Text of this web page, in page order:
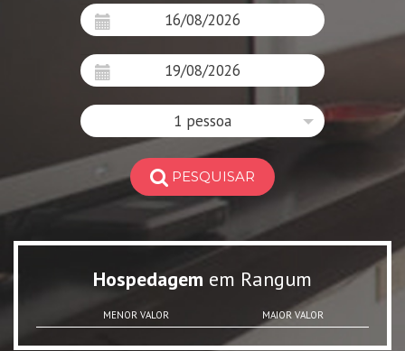
1 pessoa
PESQUISAR
Hospedagem em Rangum
MENOR VALOR MAIOR VALOR